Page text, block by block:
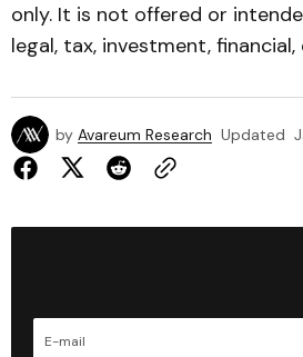
only. It is not offered or
legal, tax, investment,
by Avareum Research Updated